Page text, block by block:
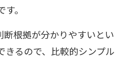
。
断根拠が分かりやすいと
きるので、比較的シンプ